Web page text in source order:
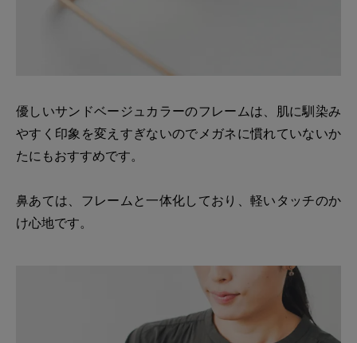
優しいサンドベージュカラーのフレームは、肌に馴染み
やすく印象を変えすぎないのでメガネに慣れていないか
たにもおすすめです。
鼻あては、フレームと一体化しており、軽いタッチのか
け心地です。